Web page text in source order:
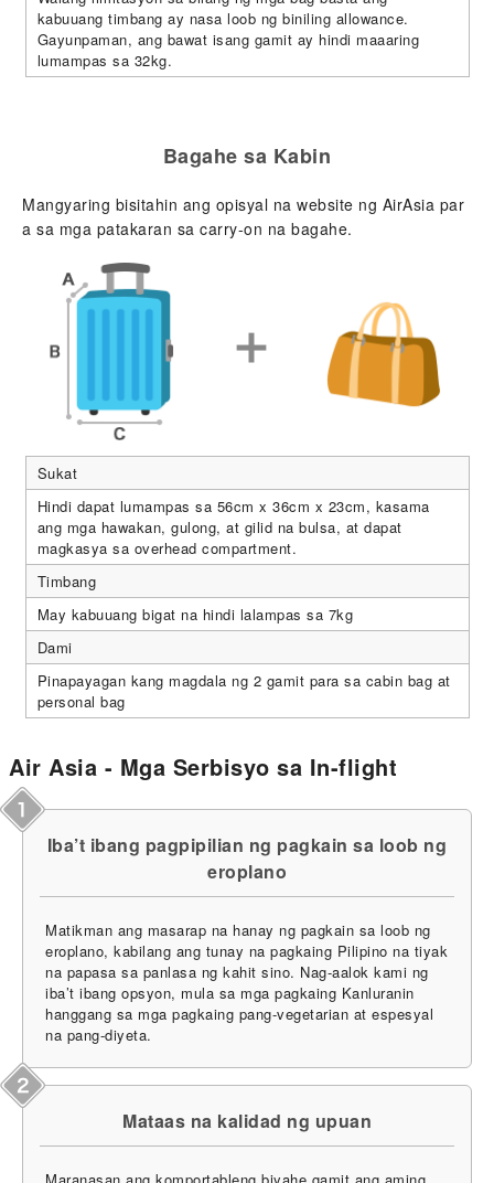
kabuuang timbang ay nasa loob ng biniling allowance.
Gayunpaman, ang bawat isang gamit ay hindi maaaring
lumampas sa 32kg.
Bagahe sa Kabin
Mangyaring bisitahin ang opisyal na website ng AirAsia par
a sa mga patakaran sa carry-on na bagahe.
Sukat
Hindi dapat lumampas sa 56cm x 36cm x 23cm, kasama
ang mga hawakan, gulong, at gilid na bulsa, at dapat
magkasya sa overhead compartment.
Timbang
May kabuuang bigat na hindi lalampas sa 7kg
Dami
Pinapayagan kang magdala ng 2 gamit para sa cabin bag at
personal bag
Air Asia - Mga Serbisyo sa In-flight
Iba’t ibang pagpipilian ng pagkain sa loob ng
eroplano
Matikman ang masarap na hanay ng pagkain sa loob ng
eroplano, kabilang ang tunay na pagkaing Pilipino na tiyak
na papasa sa panlasa ng kahit sino. Nag-aalok kami ng
iba’t ibang opsyon, mula sa mga pagkaing Kanluranin
hanggang sa mga pagkaing pang-vegetarian at espesyal
na pang-diyeta.
Mataas na kalidad ng upuan
Maranasan ang komportableng biyahe gamit ang aming